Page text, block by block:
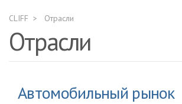
CLIFF Отрасли
Отрасли
Автомобильный рынок